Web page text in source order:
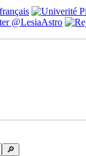
🔎